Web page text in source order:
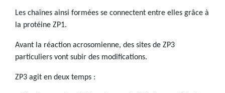
Les chaînes ainsi formées se connectent entre elles grâce à
la protéine ZP1.
Avant la réaction acrosomienne, des sites de ZP3
particuliers vont subir des modifications.
ZP3 agit en deux temps :